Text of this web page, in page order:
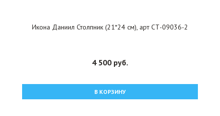
Икона Даниил Столпник (21*24 см), арт СТ-09036-2
4 500 руб.
В КОРЗИНУ